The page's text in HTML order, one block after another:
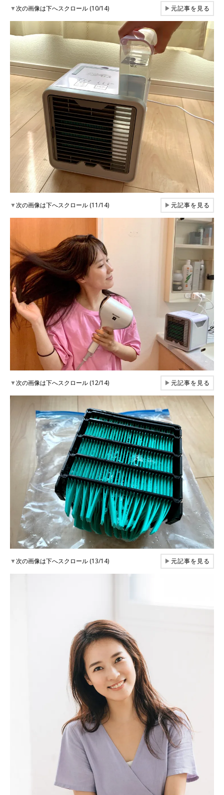
▼次の画像は下へスクロール (10/14) ▶元記事を見る
▼次の画像は下へスクロール (11/14) ▶元記事を見る
▼次の画像は下へスクロール (12/14) ▶元記事を見る
▼次の画像は下へスクロール (13/14) ▶元記事を見る